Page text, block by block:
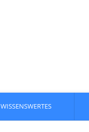
WISSENSWERTES